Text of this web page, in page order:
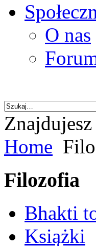
O nas
Home
Filozofia
Bhakti
Książki